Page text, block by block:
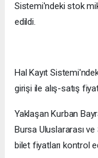
Sistemi'ndeki stok
edildi.
Hal Kayıt
girişi ile alış-satış
Yaklaşan Kurban
Bursa Uluslararası
bilet fiyatları kontrol